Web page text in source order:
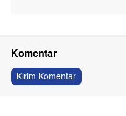
Komentar
Kirim Komentar